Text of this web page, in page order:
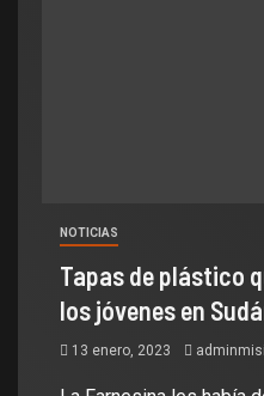
NOTICIAS
Tapas de plástico
los jóvenes en
13 enero, 2023